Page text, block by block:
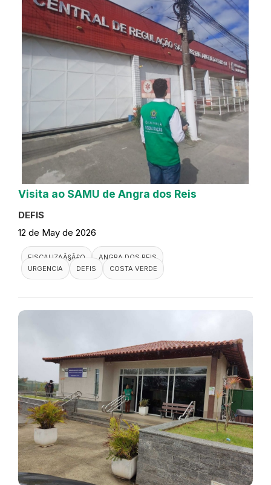
Visita ao SAMU de Angra dos Reis
DEFIS
12 de May de 2026
FISCALIZAÃ§Ã£O
ANGRA DOS REIS
URGENCIA
DEFIS COSTA VERDE